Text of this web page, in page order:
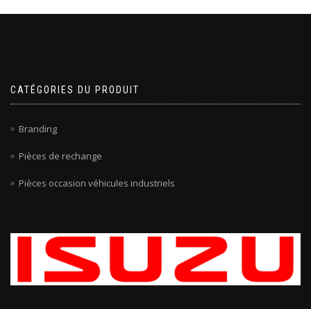
CATÉGORIES DU PRODUIT
Branding
Pièces de rechange
Pièces occasion véhicules industriels